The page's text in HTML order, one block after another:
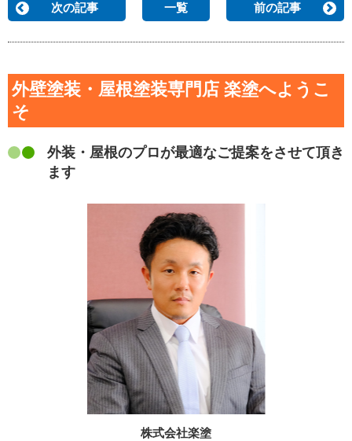
次の記事 一覧 前の記事
外壁塗装・屋根塗装専門店 楽塗へようこ
そ
外装・屋根のプロが最適なご提案をさせて頂き
ます
株式会社楽塗